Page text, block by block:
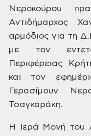
Νεροκούρου
Αντιδήμαρχος
αρμόδιος για τη
με τον
Περιφέρειας
και τον
Γερασίμουν
Τσαγκαράκη.
Η
Ιερά Μονή του